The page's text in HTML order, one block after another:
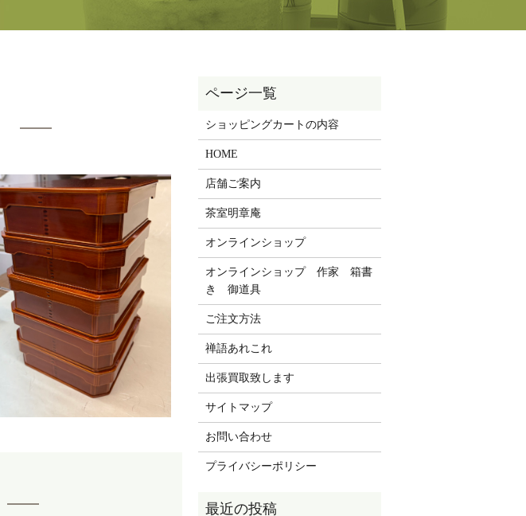
ショッピングカートの内容
HOME
店舗ご案内
茶室明章庵
オンラインショップ
オンラインショップ 作家 箱書
き 御道具
ご注文方法
禅語あれこれ
出張買取致します
サイトマップ
お問い合わせ
プライバシーポリシー